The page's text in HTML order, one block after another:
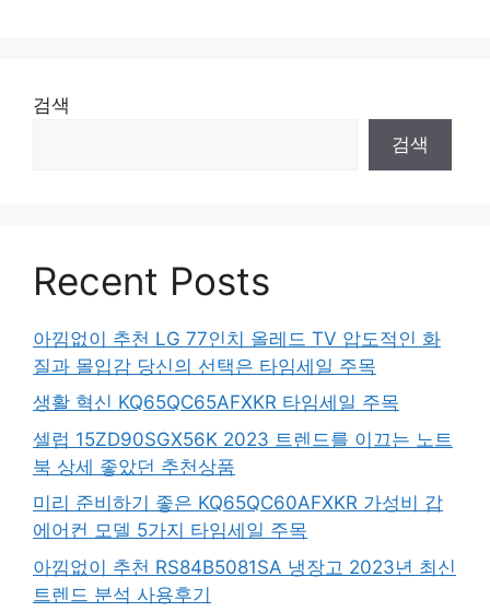
검색
검색
Recent Posts
아낌없이 추천 LG 77인치 올레드 TV 압도적인 화
질과 몰입감 당신의 선택은 타임세일 주목
생활 혁신 KQ65QC65AFXKR 타임세일 주목
셀럽 15ZD90SGX56K 2023 트렌드를 이끄는 노트
북 상세 좋았던 추천상품
미리 준비하기 좋은 KQ65QC60AFXKR 가성비 갑
에어컨 모델 5가지 타임세일 주목
아낌없이 추천 RS84B5081SA 냉장고 2023년 최신
트렌드 분석 사용후기